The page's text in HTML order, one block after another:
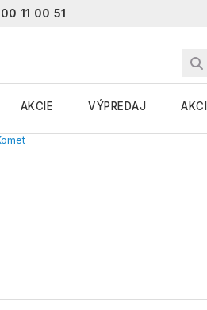
11 00 51
AKCIE VÝPREDAJ